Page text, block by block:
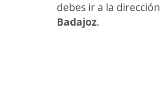
debes ir a la dirección
Badajoz.